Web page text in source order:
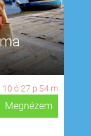
10 ó 27 p 54 m
Megnézem